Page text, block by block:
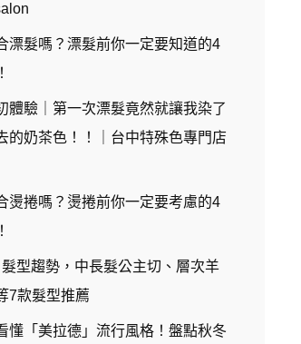
漂髮嗎？漂髮前你一定要知道的4
體驗｜第一次漂髮竟然就讓我染了
的奶茶色！！｜台中特殊色專門店
燙捲嗎？燙捲前你一定要考慮的4
型趨勢，中長髮公主切、層次羊
7款髮型推薦
懂「美拉德」流行風格！盤點秋冬